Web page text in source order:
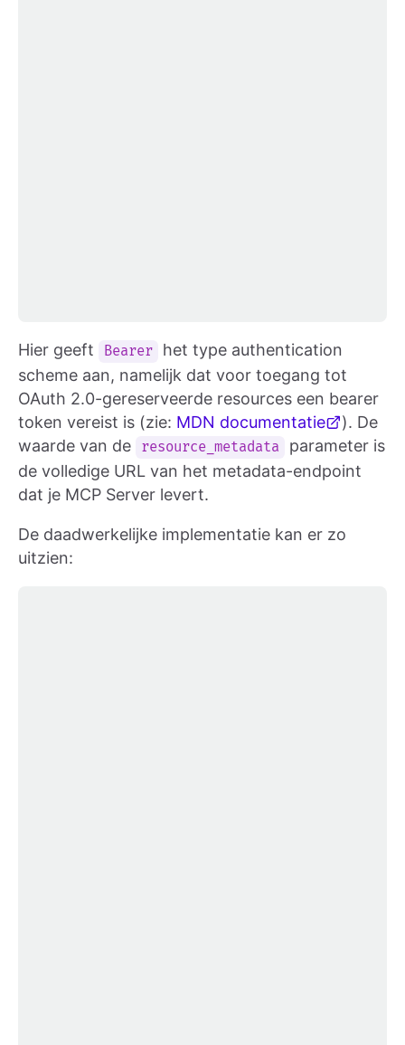
Hier geeft Bearer
het type authentication
scheme aan, namelijk dat voor toegang tot
OAuth 2.0-gereserveerde resources een bearer
token vereist is (zie: MDN documentatie
). De
waarde van de
resource_metadata
parameter is
de volledige URL van het metadata-endpoint
dat je MCP Server levert.
De daadwerkelijke implementatie kan er zo
uitzien: